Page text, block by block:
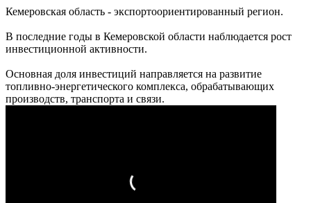
Кемеровская область - экспортоориентированный регион.
В последние годы в Кемеровской области наблюдается рост
инвестиционной активности.
Основная доля инвестиций направляется на развитие
топливно-энергетического комплекса, обрабатывающих
производств, транспорта и связи.